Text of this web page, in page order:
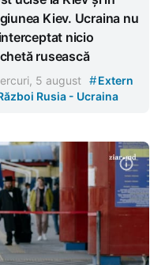
Kiev. Ucraina nu
nicio
rusească
5 august #Extern
Rusia - Ucraina